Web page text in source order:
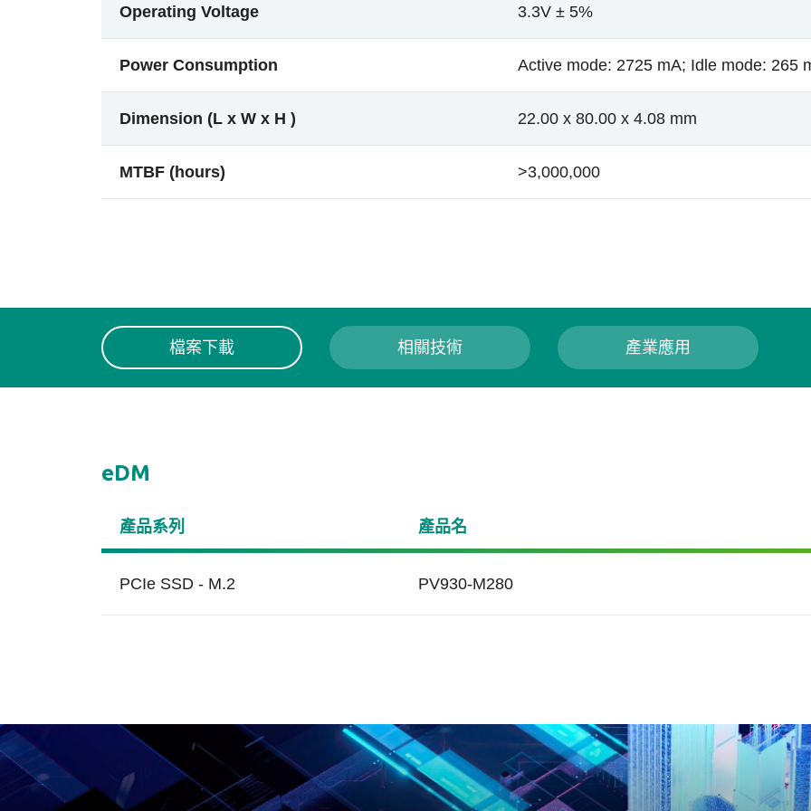
Operating Voltage 3.3V ± 5%
Power Consumption Active mode: 2725 mA; Idle mode: 265
Dimension (L x W x H ) 22.00 x 80.00 x 4.08 mm
MTBF (hours) >3,000,000
檔案下載 相關技術 產業應用
eDM
產品系列 產品名
PCIe SSD - M.2 PV930-M280
Protection
Apacer宇瞻科技端對端資料保
護技術(End-to-End Data
Apacer的Smart Read
Refresh™技術可避免快閃記
憶體讀取干擾(Read Disturb)
Page Mapping 是進階的
記憶體管理技術，可視為
應用的理想解決方案，以
博弈遊戲設備若發生當機或故
障情況，可能須一段維護作業
時間，對於博弈遊戲商來說即
為損失。為了確保資料安全和
智能醫療是指利用臨床資訊，
結合網路遠端管理和患者資料
的智能互聯醫療設備，因而需
要有強大的嵌入式解決方案。
Apacer致力研發適用於伺
與網通應用的尖端技術，
用度、極端環境應用和永
用等基本需求，到高階要